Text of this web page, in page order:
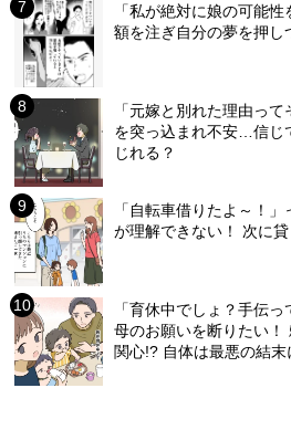
「私が絶対に娘の可能
額を注ぎ自分の夢を押し
「元嫁と別れた理由っ
を突っ込まれ不安…信じ
じれる？
「自転車借りたよ～！
が理解できない！ 次に
「育休中でしょ？手伝
母のお願いを断りたい
関心!? 自体は最悪の結末